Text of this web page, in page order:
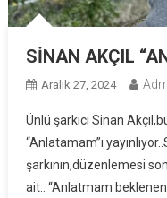
SİNAN AKÇIL
Aralık 27, 2024
Ünlü şarkıcı Sinan
“Anlatamam”ı
şarkının,düzenlemesi
ait.. “Anlatmam